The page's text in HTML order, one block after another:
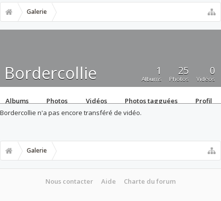
Galerie
Bordercollie 1
Albums
25
Photos
0
Vidéos
Albums Photos Vidéos Photos tagguées
Profil
Bordercollie n'a pas encore transféré de vidéo.
Galerie
Nous contacter Aide Charte du forum